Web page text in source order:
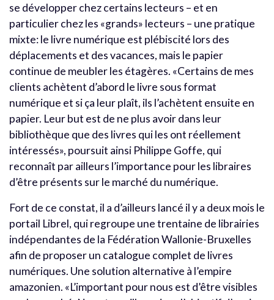
se développer chez certains lecteurs – et en
particulier chez les «grands» lecteurs – une pratique
mixte: le livre numérique est plébiscité lors des
déplacements et des vacances, mais le papier
continue de meubler les étagères. «Certains de mes
clients achètent d’abord le livre sous format
numérique et si ça leur plaît, ils l’achètent ensuite en
papier. Leur but est de ne plus avoir dans leur
bibliothèque que des livres qui les ont réellement
intéressés», poursuit ainsi Philippe Goffe, qui
reconnaît par ailleurs l’importance pour les libraires
d’être présents sur le marché du numérique.
Fort de ce constat, il a d’ailleurs lancé il y a deux mois le
portail Librel, qui regroupe une trentaine de librairies
indépendantes de la Fédération Wallonie-Bruxelles
afin de proposer un catalogue complet de livres
numériques. Une solution alternative à l’empire
amazonien. «L’important pour nous est d’être visibles